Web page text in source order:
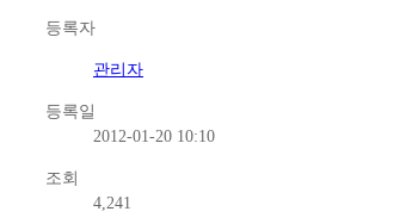
등록자
관리자
등록일
2012-01-20 10:10
조회
4,241